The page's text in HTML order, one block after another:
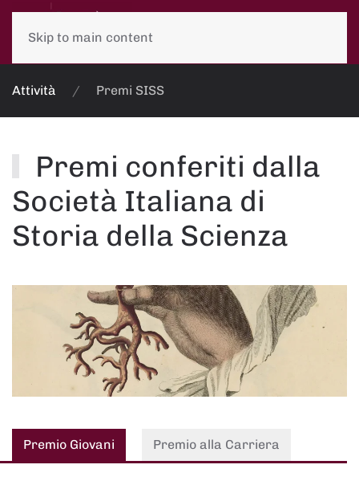
Skip to main content
Attività Premi SISS
Premi conferiti dalla
Società Italiana di
Storia della Scienza
Premio Giovani Premio alla Carriera